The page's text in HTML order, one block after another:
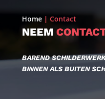
Home| Contact
NEEM
BAREND
BINNEN ALS BUITEN